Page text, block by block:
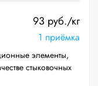
93 руб./кг
1 приёмка
элементы,
стыковочных